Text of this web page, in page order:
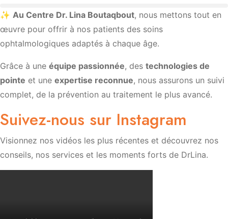
✨ Au Centre Dr. Lina Boutaqbout, nous mettons tout en
œuvre pour offrir à nos patients des soins
ophtalmologiques adaptés à chaque âge.
Grâce à une équipe passionnée, des technologies de
pointe et une expertise reconnue, nous assurons un suivi
complet, de la prévention au traitement le plus avancé.
Suivez-nous sur Instagram
Visionnez nos vidéos les plus récentes et découvrez nos
conseils, nos services et les moments forts de DrLina.